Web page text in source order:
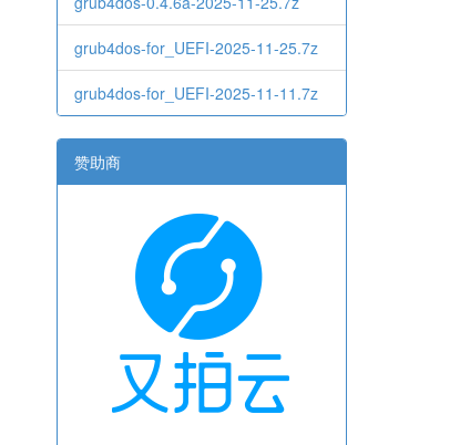
grub4dos-for_UEFI-2025-11-25.7z
grub4dos-for_UEFI-2025-11-11.7z
赞助商